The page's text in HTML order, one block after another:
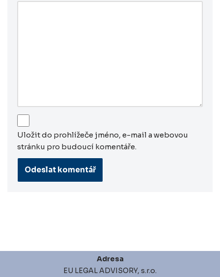
Uložit do prohlížeče jméno, e-mail a webovou
stránku pro budoucí komentáře.
Adresa
EU LEGAL ADVISORY, s.r.o.